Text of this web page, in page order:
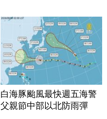
白海豚颱風最快週五海警
父親節中部以北防雨彈